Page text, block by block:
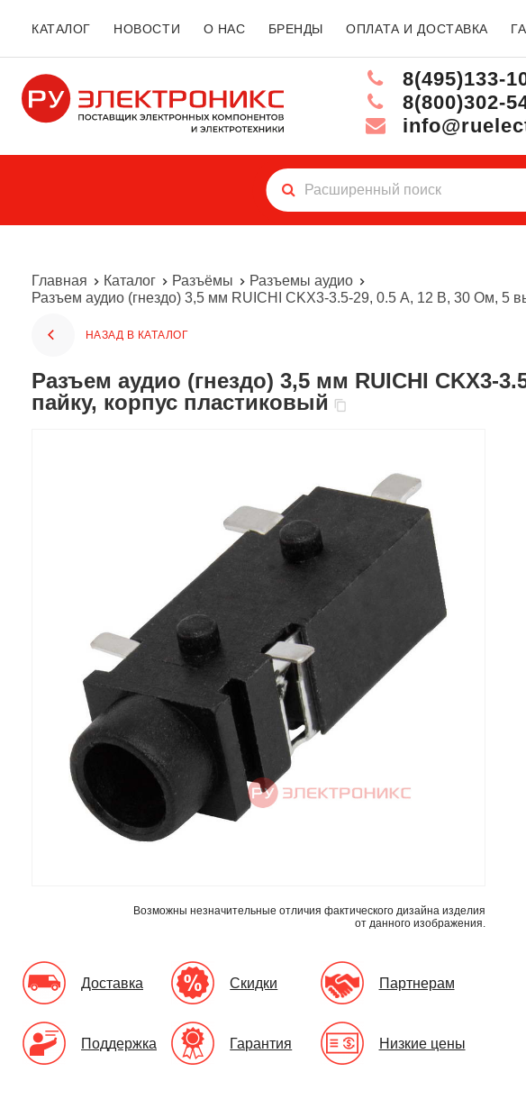
КАТАЛОГ НОВОСТИ О НАС БРЕНДЫ ОПЛАТА И ДОСТАВКА
8(495)133-
8(800)302-
Главная Каталог Разъёмы
Разъемы аудио
Разъем аудио (гнездо) 3,5 мм RUICHI CKX3-3.5-29, 0.5 А, 12 В, 30 Ом, 5
НАЗАД В КАТАЛОГ
Разъем аудио (гнездо) 3,5 мм RUICHI CKX3-3.5-29, 0.5 А, 12 В, 30 Ом, 5 выводов, -20...+70 °C, на плату, под
пайку, корпус пластиковый
Возможны незначительные отличия фактического дизайна изделия
от данного изображения.
Доставка Скидки Партнерам
Поддержка Гарантия Низкие цены